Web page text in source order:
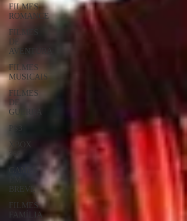
FILMES
ROMANCE
FILMES
DE
AVENTURA
FILMES
MUSICAIS
FILMES
DE
GUERRA
XBOX
360
BREVE
FILMES
FAMÍLIA